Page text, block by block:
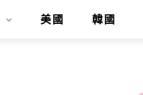
美國 韓國